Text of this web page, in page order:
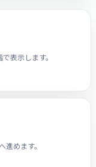
表示します。
めます。